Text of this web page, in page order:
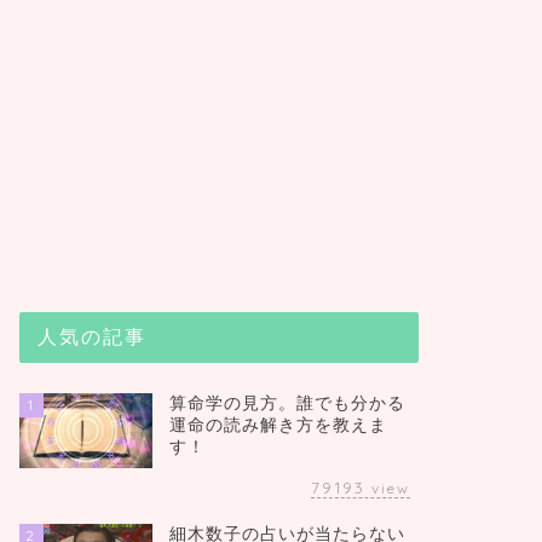
人気の記事
1
算命学の見方。誰でも分かる
運命の読み解き方を教えま
す！
79193 view
2 細木数子の占いが当たらない